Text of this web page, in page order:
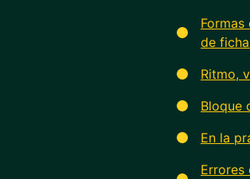
de
Ritmo,
Bloque
En la
Errores